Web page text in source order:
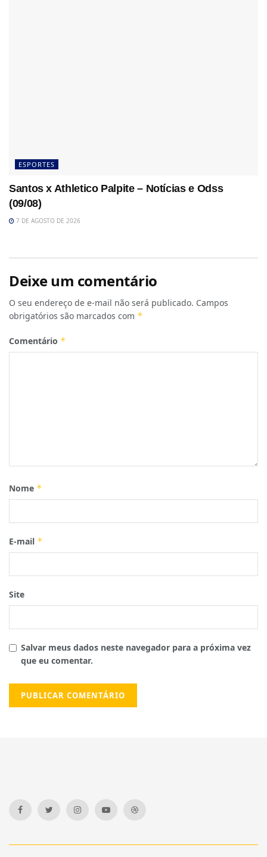
ESPORTES
Santos x Athletico Palpite – Notícias e Odss
(09/08)
7 DE AGOSTO DE 2026
Deixe um comentário
O seu endereço de e-mail não será publicado. Campos
obrigatórios são marcados com *
Comentário *
Nome *
E-mail *
Site
Salvar meus dados neste navegador para a próxima vez
que eu comentar.